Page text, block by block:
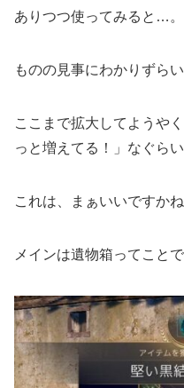
ありつつ使ってみると…。
ものの見事にわかりずら
ここまで拡大してようや
っと増えてる！」なぐら
これは、まぁいいですかね
メインは遺物箱ってことで